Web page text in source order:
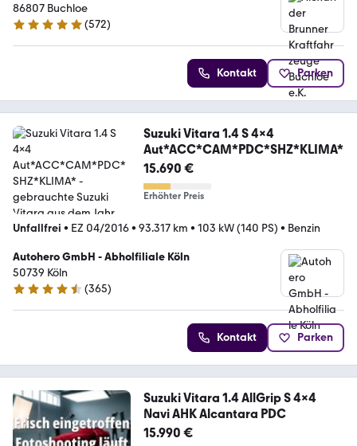
86807 Buchloe
4.9 Sterne
(572)
Kontakt Parken
Suzuki Vitara 1.4 S 4x4
Aut*ACC*CAM*PDC*SHZ*KLIMA*
15.690 €
Erhöhter Preis
Unfallfrei • EZ 04/2016• 93.317 km • 103 kW (140 PS) • Benzin
Autohero GmbH - Abholfiliale Köln
50739 Köln
4.6 Sterne
(365)
Kontakt Parken
Suzuki Vitara 1.4 AllGrip S 4x4
Navi AHK Alcantara PDC
15.990 €